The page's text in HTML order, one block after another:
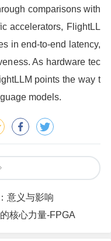
comparisons with
accelerators, FlightLL
in end-to-end latency,
As hardware tec
points the way t
models.
意义与影响
核心力量-FPGA